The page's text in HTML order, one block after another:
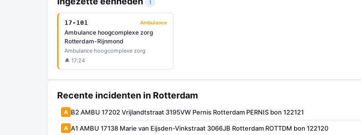
1
17-101 Ambulance
Ambulance hoogcomplexe zorg
Rotterdam-Rijnmond
Ambulance hoogcomplexe zorg
🔔 17:24
Recente incidenten in Rotterdam
A B2 AMBU 17202 Vrijlandtstraat 3195VW Pernis Rotterdam PERNIS bon 122121
A A1 AMBU 17138 Marie van Eijsden-Vinkstraat 3066JB Rotterdam ROTTDM bon 122120